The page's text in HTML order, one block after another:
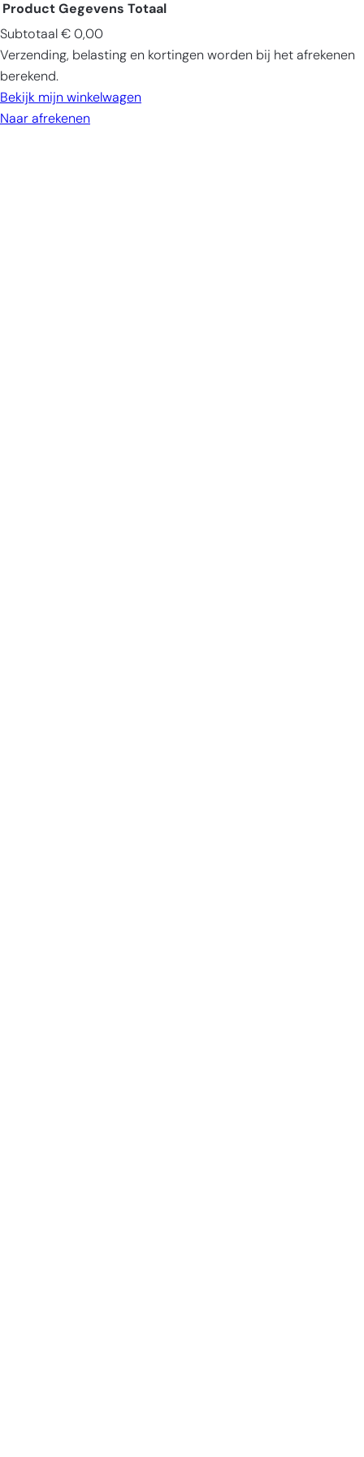
Producten
in
winkelwagen
Product Gegevens Totaal
Subtotaal € 0,00
Verzending, belasting en kortingen worden bij het afrekenen
berekend.
Bekijk mijn winkelwagen
Naar afrekenen